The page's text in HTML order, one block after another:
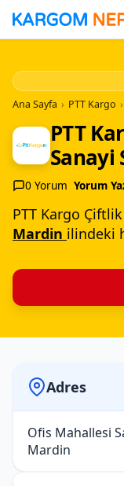
İçeriğe
Geç
Ana Sayfa › PTT Kargo ›
PTT
Sanayi
0 Yorum Yorum
PTT Kargo
Mardin ilindeki
Adres
Ofis Mahallesi
Mardin